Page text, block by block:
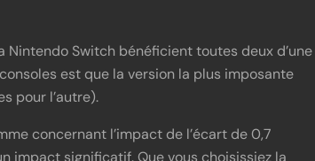
Nintendo Switch bénéficient toutes deux d’une
est que la version la plus imposante
pour l’autre).
concernant l’impact de l’écart de 0,7
impact significatif. Que vous choisissiez la